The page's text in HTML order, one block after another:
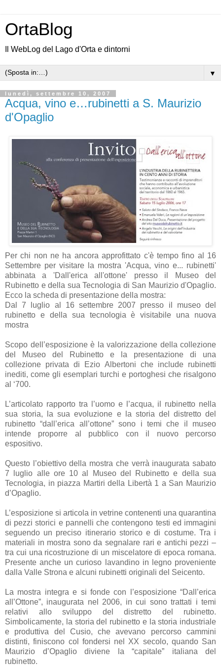
OrtaBlog
Il WebLog del Lago d'Orta e dintorni
▼
lunedì, settembre 10, 2007
Acqua, vino e…rubinetti a S. Maurizio
d'Opaglio
Per chi non ne ha ancora approfittato c'è tempo fino al 16
Settembre per visitare la mostra 'Acqua, vino e... rubinetti'
abbinata a 'Dall'erica all'ottone' presso il Museo del
Rubinetto e della sua Tecnologia di San Maurizio d'Opaglio.
Ecco la scheda di presentazione della mostra:
Dal 7 luglio al 16 settembre 2007 presso il museo del
rubinetto e della sua tecnologia è visitabile una nuova
mostra
Scopo dell’esposizione è la valorizzazione della collezione
del Museo del Rubinetto e la presentazione di una
collezione privata di Ezio Albertoni che include rubinetti
inediti, come gli esemplari turchi e portoghesi che risalgono
al ‘700.
L’articolato rapporto tra l’uomo e l’acqua, il rubinetto nella
sua storia, la sua evoluzione e la storia del distretto del
rubinetto “dall’erica all’ottone” sono i temi che il museo
intende proporre al pubblico con il nuovo percorso
espositivo.
Questo l’obiettivo della mostra che verrà inaugurata sabato
7 luglio alle ore 10 al Museo del Rubinetto e della sua
Tecnologia, in piazza Martiri della Libertà 1 a San Maurizio
d’Opaglio.
L’esposizione si articola in vetrine contenenti una quarantina
di pezzi storici e pannelli che contengono testi ed immagini
seguendo un preciso itinerario storico e di costume. Tra i
materiali in mostra sono da segnalare rari e antichi pezzi –
tra cui una ricostruzione di un miscelatore di epoca romana.
Presente anche un curioso lavandino in legno proveniente
dalla Valle Strona e alcuni rubinetti originali del Seicento.
La mostra integra e si fonde con l’esposizione “Dall’erica
all’Ottone”, inaugurata nel 2006, in cui sono trattati i temi
relativi allo sviluppo del distretto del rubinetto.
Simbolicamente, la storia del rubinetto e la storia industriale
e produttiva del Cusio, che avevano percorso cammini
distinti, finiscono col fondersi nel XX secolo, quando San
Maurizio d’Opaglio diviene la “capitale” italiana del
rubinetto.